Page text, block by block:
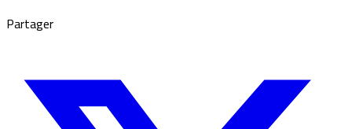
Partager